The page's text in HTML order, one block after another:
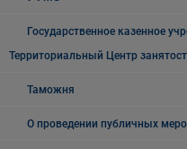
Государственное казенное
Территориальный Центр
Таможня
О проведении публичных